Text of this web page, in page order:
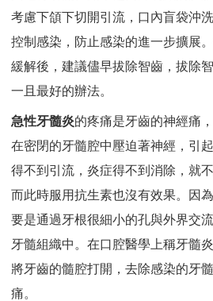
考慮下頜下切開引流，口內盲袋沖
控制感染，防止感染的進一步擴展
緩解後，建議儘早拔除智齒，拔除
一且最好的辦法。
急性牙髓炎的疼痛是牙齒的神經痛
在密閉的牙髓腔中壓迫著神經，引
得不到引流，炎症得不到消除，就
而此時服用抗生素也沒有效果。因
要是通過牙根很細小的孔與外界交
牙髓組織中。在口腔醫學上稱牙髓
將牙齒的髓腔打開，去除感染的牙
痛。